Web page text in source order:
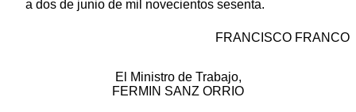
a dos de junio de mil novecientos sesenta.
FRANCISCO FRANCO
El Ministro de Trabajo,
FERMIN SANZ ORRIO